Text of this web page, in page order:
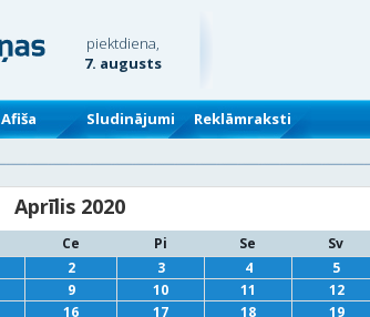
piektdiena,
7. augusts
Afiša Sludinājumi Reklāmraksti
Aprīlis 2020
Ce Pi Se
Sv
2 3 4
5
9 10 11
12
16 17 18
19